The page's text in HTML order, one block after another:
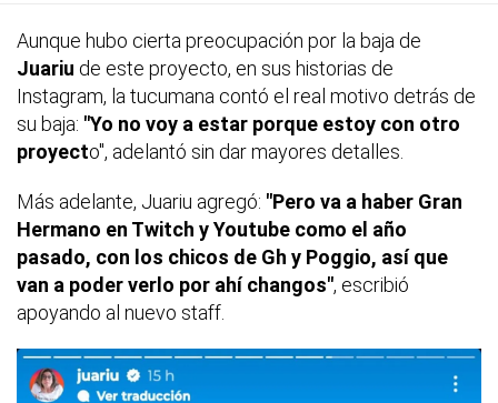
Aunque hubo cierta preocupación por la baja de
Juariu de este proyecto, en sus historias de
Instagram, la tucumana contó el real motivo detrás de
su baja: "Yo no voy a estar porque estoy con otro
proyecto", adelantó sin dar mayores detalles.
Más adelante, Juariu agregó: "Pero va a haber Gran
Hermano en Twitch y Youtube como el año
pasado, con los chicos de Gh y Poggio, así que
van a poder verlo por ahí changos", escribió
apoyando al nuevo staff.